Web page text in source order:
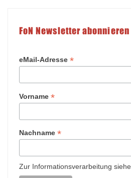
FoN Newsletter abonnieren
eMail-Adresse *
Vorname *
Nachname *
Zur Informationsverarbeitung siehe